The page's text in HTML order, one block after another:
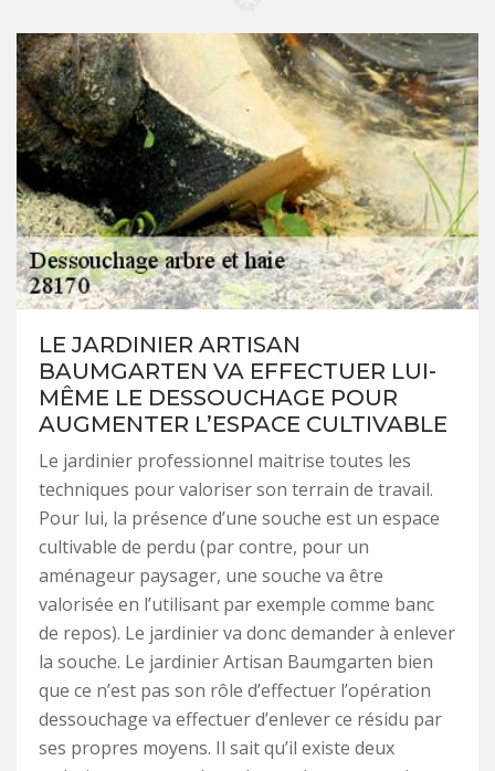
LE JARDINIER ARTISAN
BAUMGARTEN VA EFFECTUER LUI-
MÊME LE DESSOUCHAGE POUR
AUGMENTER L’ESPACE CULTIVABLE
Le jardinier professionnel maitrise toutes les
techniques pour valoriser son terrain de travail.
Pour lui, la présence d’une souche est un espace
cultivable de perdu (par contre, pour un
aménageur paysager, une souche va être
valorisée en l’utilisant par exemple comme banc
de repos). Le jardinier va donc demander à enlever
la souche. Le jardinier Artisan Baumgarten bien
que ce n’est pas son rôle d’effectuer l’opération
dessouchage va effectuer d’enlever ce résidu par
ses propres moyens. Il sait qu’il existe deux